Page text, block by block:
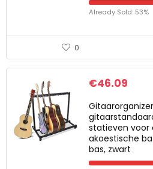
Already Sold: 53%
0
€46.09
statieven voor
akoestische
bas, zwart